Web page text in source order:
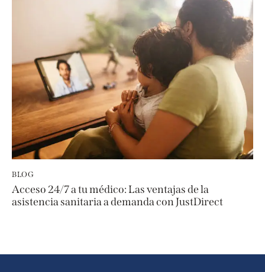
BLOG
Acceso 24/7 a tu médico: Las ventajas de la
asistencia sanitaria a demanda con JustDirect